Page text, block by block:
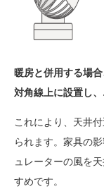
暖房と併用する場
対角線上に設置し
これにより、天井
られます。家具の
ュレーターの風を
すめです。